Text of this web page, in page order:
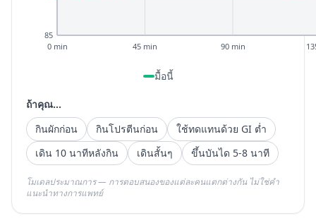
85
0 min 45 min 90 min
มื้อนี้
ถ้าคุณ...
กินผักก่อน
กินโปรตีนก่อน
ใช้ทดแทนด้วย GI ต่ำ
เดิน 10 นาทีหลังกิน
เดินสั้นๆ ขึ้นบันได 5-8 นาที
โมเดลประมาณการ — การตอบสนองของแต่ละคนแตกต่างกัน ไม่ใช่คำ
แนะนำทางการแพทย์